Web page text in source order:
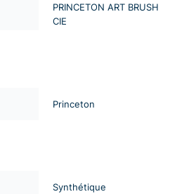
PRINCETON ART BRUSH
CIE
Princeton
Synthétique